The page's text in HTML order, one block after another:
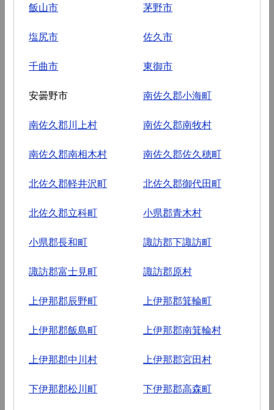
飯山市 茅野市
塩尻市 佐久市
千曲市 東御市
安曇野市 南佐久郡小海町
南佐久郡川上村 南佐久郡南牧村
南佐久郡南相木村 南佐久郡佐久穂町
北佐久郡軽井沢町 北佐久郡御代田町
北佐久郡立科町 小県郡青木村
小県郡長和町 諏訪郡下諏訪町
諏訪郡富士見町 諏訪郡原村
上伊那郡辰野町 上伊那郡箕輪町
上伊那郡飯島町 上伊那郡南箕輪村
上伊那郡中川村 上伊那郡宮田村
下伊那郡松川町 下伊那郡高森町